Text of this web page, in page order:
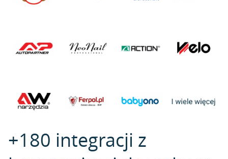
+180 integracji z